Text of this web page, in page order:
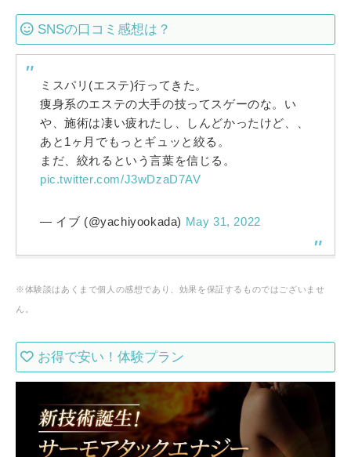
SNSの口コミ感想は？
ミスパリ(エステ)行ってきた。
痩身系のエステの大手の技ってスゲーのな。い
や、施術は凄い疲れたし、しんどかったけど、、
あと1ヶ月でもっとギュッと絞る。
まだ、絞れるという言葉を信じる。
pic.twitter.com/J3wDzaD7AV
— イブ (@yachiyookada) May 31, 2022
※体験談はあくまで個人の感想であり、効果を保証するものではございませ
ん。
お得で安い！体験プラン